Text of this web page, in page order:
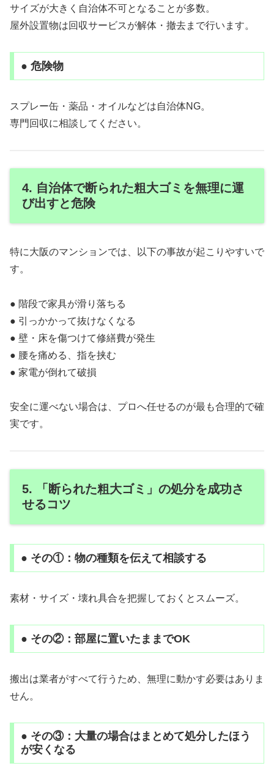
サイズが大きく自治体不可となることが多数。
屋外設置物は回収サービスが解体・撤去まで行います。
● 危険物
スプレー缶・薬品・オイルなどは自治体NG。
専門回収に相談してください。
4. 自治体で断られた粗大ゴミを無理に運
び出すと危険
特に大阪のマンションでは、以下の事故が起こりやすいで
す。
● 階段で家具が滑り落ちる
● 引っかかって抜けなくなる
● 壁・床を傷つけて修繕費が発生
● 腰を痛める、指を挟む
● 家電が倒れて破損
安全に運べない場合は、プロへ任せるのが最も合理的で確
実です。
5. 「断られた粗大ゴミ」の処分を成功さ
せるコツ
● その①：物の種類を伝えて相談する
素材・サイズ・壊れ具合を把握しておくとスムーズ。
● その②：部屋に置いたままでOK
搬出は業者がすべて行うため、無理に動かす必要はありま
せん。
● その③：大量の場合はまとめて処分したほう
が安くなる